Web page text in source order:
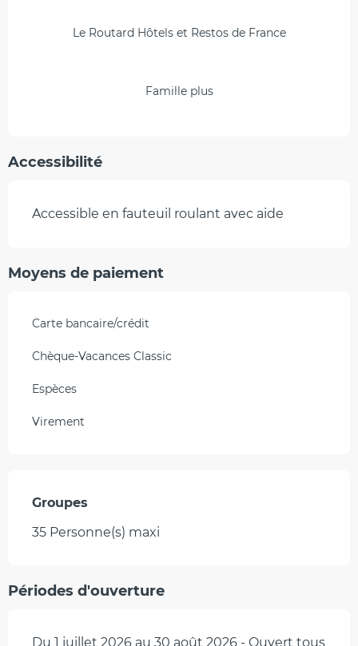
Le Routard Hôtels et Restos de France
Famille plus
Accessibilité
Accessible en fauteuil roulant avec aide
Moyens de paiement
Carte bancaire/crédit
Chèque-Vacances Classic
Espèces
Virement
Groupes
Groupes
35 Personne(s) maxi
Périodes d'ouverture
Du 1 juillet 2026 au 30 août 2026 - Ouvert tous